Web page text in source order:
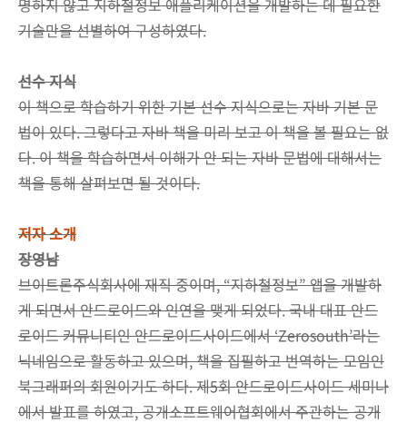
명하지 않고 지하철정보 애플리케이션을 개발하는 데 필요한
기술만을 선별하여 구성하였다.
선수 지식
이 책으로 학습하기 위한 기본 선수 지식으로는 자바 기본 문
법이 있다. 그렇다고 자바 책을 미리 보고 이 책을 볼 필요는 없
다. 이 책을 학습하면서 이해가 안 되는 자바 문법에 대해서는
책을 통해 살펴보면 될 것이다.
저자 소개
장영남
브이트론주식회사에 재직 중이며, “지하철정보” 앱을 개발하
게 되면서 안드로이드와 인연을 맺게 되었다. 국내 대표 안드
로이드 커뮤니티인 안드로이드사이드에서 ‘Zerosouth’라는
닉네임으로 활동하고 있으며, 책을 집필하고 번역하는 모임인
북그래퍼의 회원이기도 하다. 제5회 안드로이드사이드 세미나
에서 발표를 하였고, 공개소프트웨어협회에서 주관하는 공개